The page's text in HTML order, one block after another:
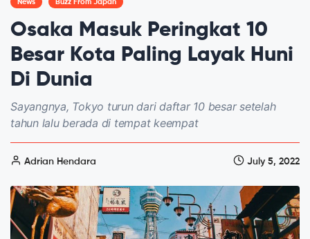
News Buzz From Japan
Osaka Masuk Peringkat 10
Besar Kota Paling Layak Huni
Di Dunia
Sayangnya, Tokyo turun dari daftar 10 besar setelah
tahun lalu berada di tempat keempat
Adrian Hendara July 5, 2022